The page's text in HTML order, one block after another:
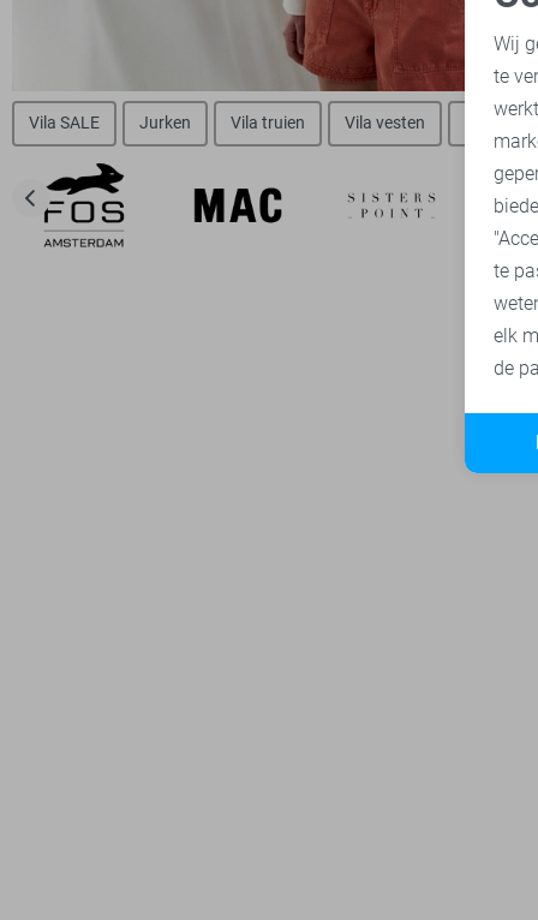
Vila SALE Jurken Vila truien Vila vesten
Wij
te
te
elk
de